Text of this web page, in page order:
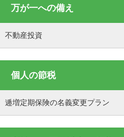
万が一への備え
不動産投資
個人の節税
逓増定期保険の名義変更プラン